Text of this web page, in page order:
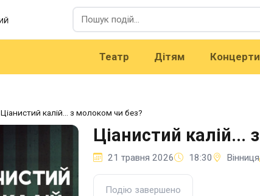
Театр Дітям Концерти
Ціанистий калій... з молоком чи без?
Ціанистий калій...
21 травня 2026 18:30 Вінниця
Подію завершено